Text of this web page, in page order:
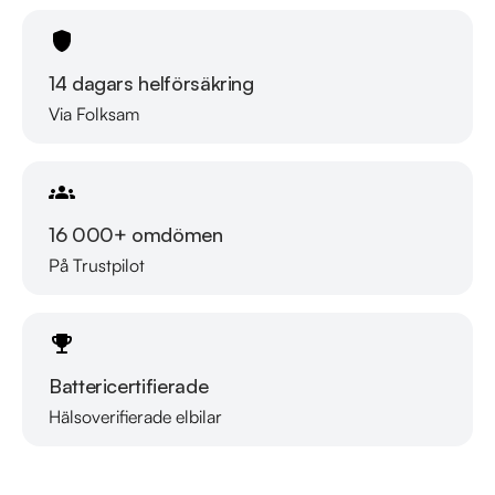
* Våra bilar är testade på över 100 punkter
RIDDERMARK BIL TRYGGHETSPAKET:
månaders garanti och komplettera med extra
enkelt hos oss.
idag för att reservera din bil: 019-760 88 77. Vi erbjuder även
skräddarsydd finansiering och 14 dagars fri försäkring från
Folksam.
14 dagars helförsäkring
Via Folksam
16 000+ omdömen
På Trustpilot
Battericertifierade
Hälsoverifierade elbilar
Läs mer om oss